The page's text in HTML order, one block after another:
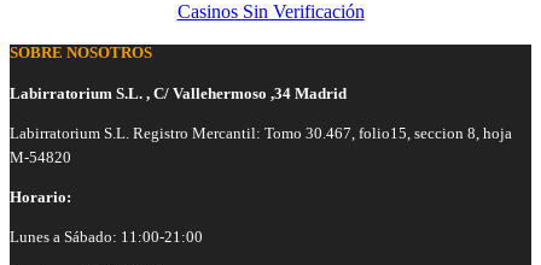
Casinos Sin Verificación
SOBRE NOSOTROS
Labirratorium S.L. , C/ Vallehermoso ,34 Madrid
Labirratorium S.L. Registro Mercantil: Tomo 30.467, folio15, seccion 8, hoja
M-54820
Horario:
Lunes a Sábado: 11:00-21:00